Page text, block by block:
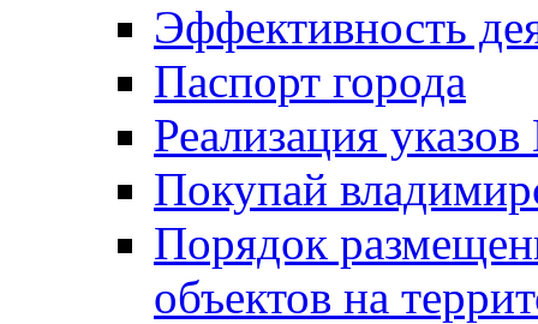
Эффективность
Паспорт города
Реализация
Покупай
Порядок
объектов на